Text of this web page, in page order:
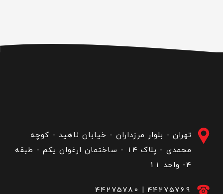
تهران - بلوار مرزداران - خیابان ناهید - کوچه
محمدی - پلاک 14 - ساختمان ارغوان یکم - طبقه
4- واحد 11
44275780 | 44275769